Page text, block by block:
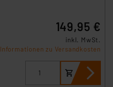
149,95 €
inkl. MwSt.
Informationen zu Versandkosten